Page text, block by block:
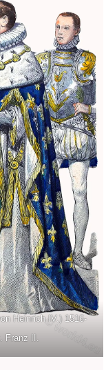
Heinrich IV.) 1516-
Franz II.